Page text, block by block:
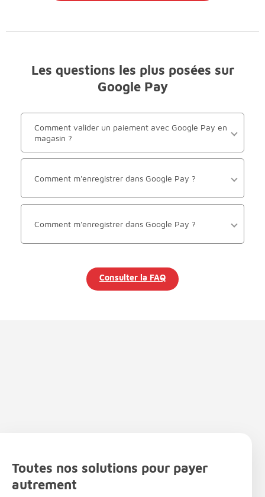
Les questions les plus posées sur
Google Pay
Comment valider un paiement avec Google Pay en
magasin ?
Comment m'enregistrer dans Google Pay ?
Comment m'enregistrer dans Google Pay ?
Consulter la FAQ
Toutes nos solutions pour payer
autrement